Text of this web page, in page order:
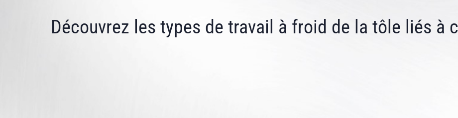
Découvrez les types de travail à froid de la tôle liés à